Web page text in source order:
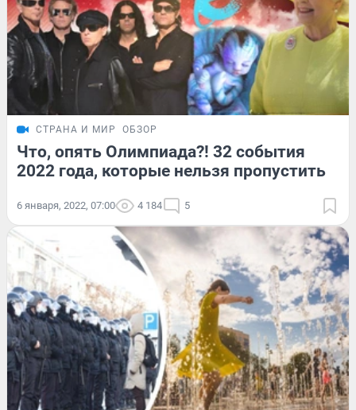
СТРАНА И МИР ОБЗОР
Что, опять Олимпиада?! 32 события
2022 года, которые нельзя пропустить
6 января, 2022, 07:00 4 184 5